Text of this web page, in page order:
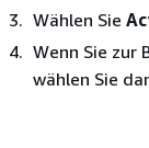
Wählen Sie
Wenn Sie zur
wählen Sie